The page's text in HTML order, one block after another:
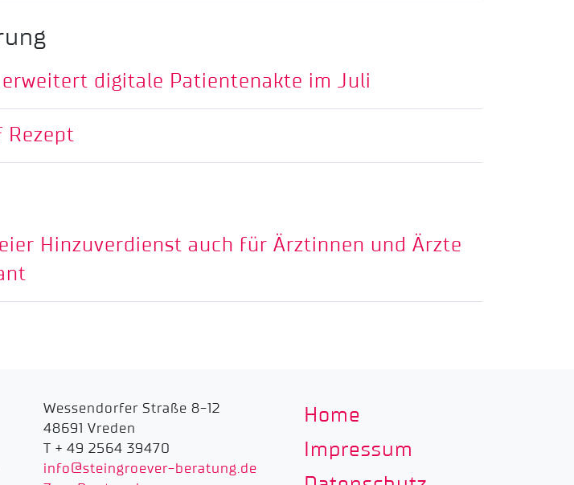
erweitert digitale Patientenakte im Juli
Rezept
Hinzuverdienst auch für Ärztinnen und Ärzte
Wessendorfer Straße 8-12
48691 Vreden
T + 49 2564 39470
info@steingroever-beratung.de
Home
Impressum